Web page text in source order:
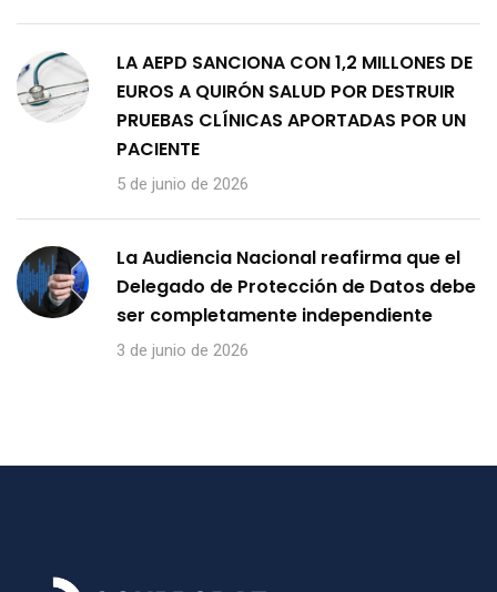
LA AEPD SANCIONA CON 1,2 MILLONES DE
EUROS A QUIRÓN SALUD POR DESTRUIR
PRUEBAS CLÍNICAS APORTADAS POR UN
PACIENTE
5 de junio de 2026
La Audiencia Nacional reafirma que el
Delegado de Protección de Datos debe
ser completamente independiente
3 de junio de 2026